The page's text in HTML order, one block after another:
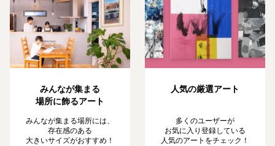
みんなが集まる
場所に飾るアート
みんなが集まる場所には、
存在感のある
大きいサイズがおすすめ！
人気の厳選アート
多くのユーザーが
お気に入り登録している
人気のアートをチェック！